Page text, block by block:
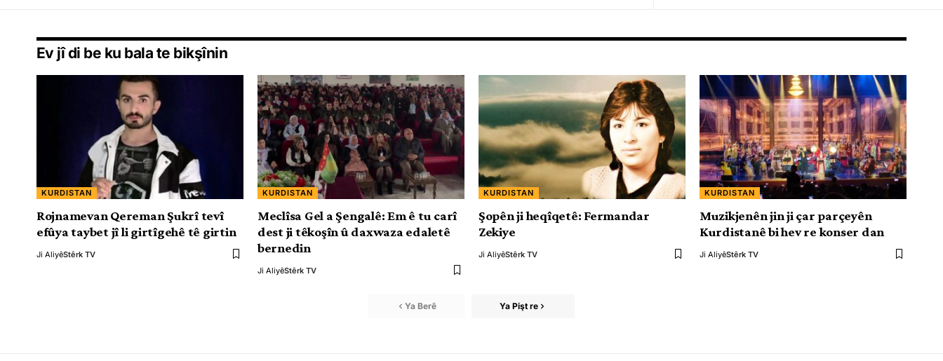
Ev jî di be ku bala te bikşînin
KURDISTAN
Rojnamevan Qereman Şukrî tevî
efûya taybet jî li girtîgehê tê girtin
Ji AliyêStêrk TV
KURDISTAN
Meclîsa Gel a Şengalê: Em ê tu carî
dest ji têkoşîn û daxwaza edaletê
bernedin
Ji AliyêStêrk TV
KURDISTAN
Şopên ji heqîqetê: Fermandar
Zekiye
Ji AliyêStêrk TV
KURDISTAN
Muzikjenên jin ji çar parçeyên
Kurdistanê bi hev re konser dan
Ji AliyêStêrk TV
Ya Berê Ya Pişt re